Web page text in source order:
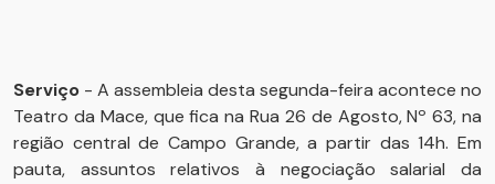
Serviço - A assembleia desta segunda-feira acontece no
Teatro da Mace, que fica na Rua 26 de Agosto, Nº 63, na
região central de Campo Grande, a partir das 14h. Em
pauta, assuntos relativos à negociação salarial da